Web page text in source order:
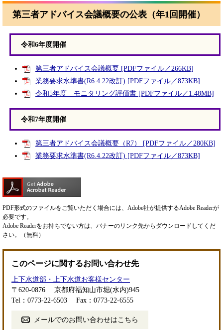
第三者アドバイス会議概要の公表（年1回開催）
令和6年度開催
第三者アドバイス会議概要 [PDFファイル／266KB]
業務要求水準書(R6.4.22改訂) [PDFファイル／873KB]
令和5年度 モニタリング評価書 [PDFファイル／1.48MB]
令和7年度開催
第三者アドバイス会議概要（R7） [PDFファイル／280KB]
業務要求水準書(R6.4.22改訂) [PDFファイル／873KB]
PDF形式のファイルをご覧いただく場合には、Adobe社が提供するAdobe Readerが
必要です。
Adobe Readerをお持ちでない方は、バナーのリンク先からダウンロードしてくだ
さい。（無料）
このページに関するお問い合わせ先
上下水道部・上下水道お客様センター
〒620-0876
京都府福知山市堀(水内)945
Tel：0773-22-6503
Fax：0773-22-6555
メールでのお問い合わせはこちら